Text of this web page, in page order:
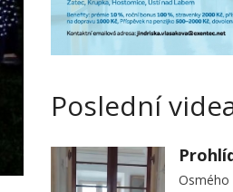
Poslední
Osmého